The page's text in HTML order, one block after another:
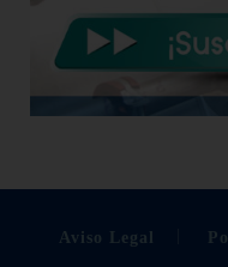
Aviso Legal